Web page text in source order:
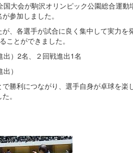
大会が駒沢オリンピック公園総合運動
参加しました。
、各選手が試合に良く集中して実力を
ことができました。
）2名、２回戦進出1名
）
勝利につながり、選手自身が卓球を楽
。